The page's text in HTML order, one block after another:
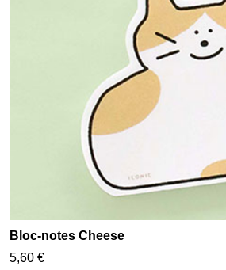
Bloc-notes Cheese
5,60 €